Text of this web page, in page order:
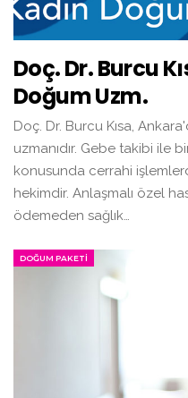
Doç. Dr. Burcu
Doğum Uzm.
Doç. Dr. Burcu Kısa,
uzmanıdır. Gebe takibi ile
konusunda cerrahi
hekimdir. Anlaşmalı özel
ödemeden sağlık…
DOĞUM PAKETI